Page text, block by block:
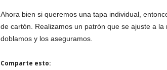
Ahora bien si queremos una tapa individual,
de cartón. Realizamos un patrón que se ajuste a
doblamos y los aseguramos.
Comparte esto: